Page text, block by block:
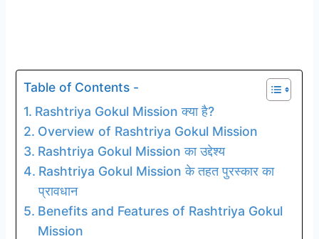
Table of Contents -
Rashtriya Gokul Mission क्या है?
Overview of Rashtriya Gokul Mission
Rashtriya Gokul Mission का उद्देश्य
Rashtriya Gokul Mission के तहत पुरस्कार का
प्रावधान
Benefits and Features of Rashtriya Gokul
Mission